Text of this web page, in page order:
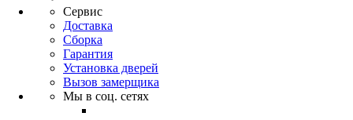
Сервис
Доставка
Сборка
Гарантия
Установка дверей
Вызов замерщика
Мы в соц. сетях